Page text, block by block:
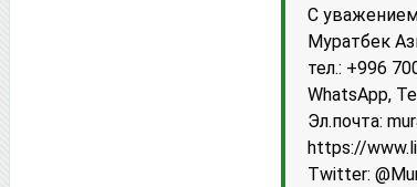
С
Муратбек
тел.: +996
WhatsApp,
Эл.почта:
httрs://
Twitter: